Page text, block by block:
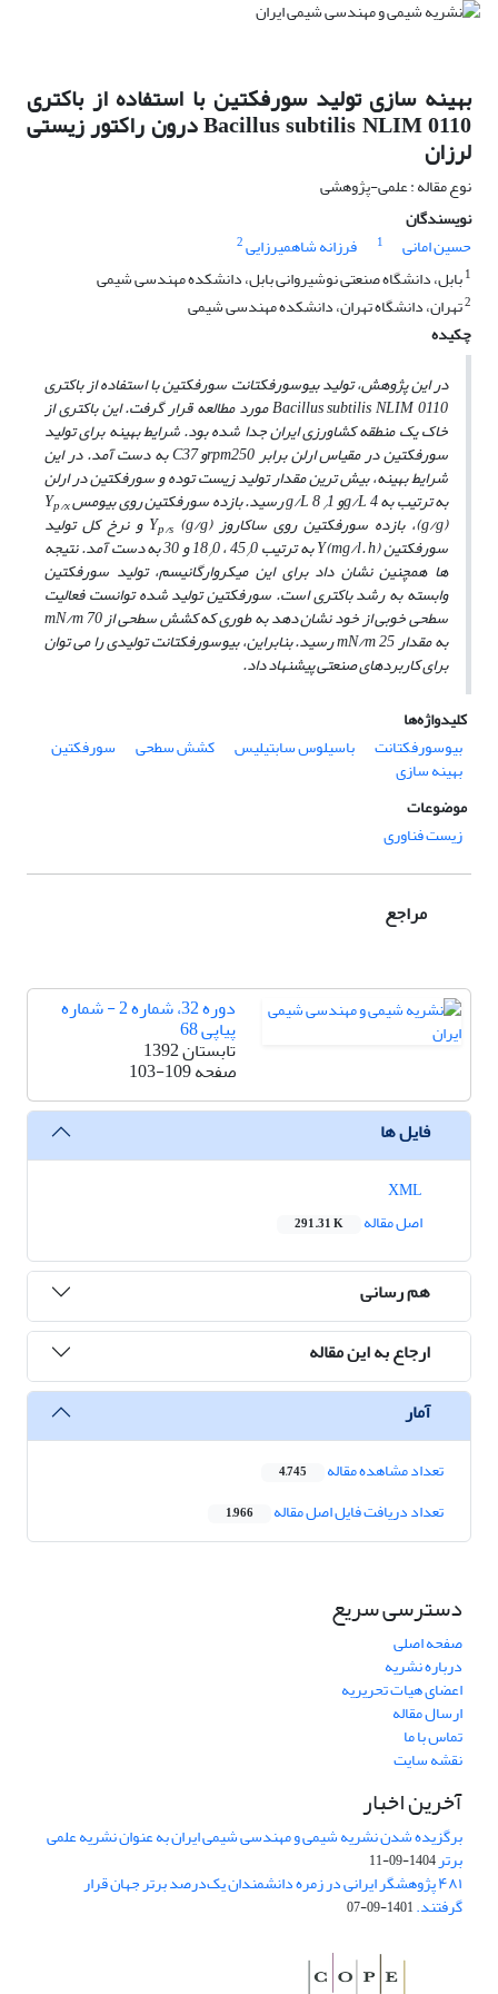
بهینه سازی تولید سورفکتین با استفاده از باکتری
Bacillus subtilis NLIM 0110 درون راکتور زیستی
لرزان
نوع مقاله : علمی-پژوهشی
نویسندگان
حسین امانی
1 فرزانه شاهمیرزایی2
1بابل، دانشگاه صنعتی نوشیروانی بابل، دانشکده مهندسی شیمی
2تهران، دانشگاه تهران، دانشکده مهندسی شیمی
چکیده
در این پژوهش، تولید بیوسورفکتانت سورفکتین با استفاده از باکتری
Bacillus subtilis NLIM 0110مورد مطالعه قرار گرفت. این باکتری از
خاک یک منطقه کشاورزی ایران جدا شده بود.شرایط بهینه برای تولید
سورفکتین در مقیاس ارلن برابر rpm250 و°C
37 به ‌دست آمد. در این
شرایط بهینه، بیش ترین مقدار تولید زیست تودهو سورفکتین در ارلن
به ترتیب به g/L4و g/L8/1 رسید. بازده سورفکتین روی بیومس Yp/x
(g/g)، بازده سورفکتین روی ساکاروز Yp/s (g/g) و نرخ کل تولید
سورفکتین(mg/l. h)
Yبه ترتیب 45 /0 ، 18 /0 و 30 به‌ دست آمد. نتیجه‌
ها همچنین نشان داد برای این میکروارگانیسم، تولید سورفکتین
وابسته به رشد باکتری است. سورفکتین تولید شده توانست فعالیت
سطحی خوبی از خود نشان دهد به طوریکه کشش سطحی از mN/m70
به مقدار mN/m25 رسید. بنابراین، بیوسورفکتانت تولیدی را می‌ توان
برای کاربردهای صنعتی پیشنهاد داد.
کلیدواژه‌ها
بیوسورفکتانت
باسیلوس سابتیلیس کشش سطحی سورفکتین
بهینه سازی
موضوعات
زیست فناوری
مراجع
دوره 32، شماره 2 - شماره
پیاپی 68
تابستان 1392
صفحه103-109
فایل ها
اصل مقاله
291.31 K
هم رسانی
ارجاع به این مقاله
آمار
تعداد مشاهده مقاله 4,745
تعداد دریافت فایل اصل مقاله 1,966
دسترسی سریع
صفحه اصلی
درباره نشریه
اعضای هیات تحریریه
ارسال مقاله
تماس با ما
نقشه سایت
آخرین اخبار
برگزیده شدن نشریه شیمی و مهندسی شیمی ایران به عنوان نشریه علمی
برتر1404-09-11
۴۸۱ پژوهشگر ایرانی در زمره دانشمندان یک‌درصد برتر جهان قرار
گرفتند.1401-09-07